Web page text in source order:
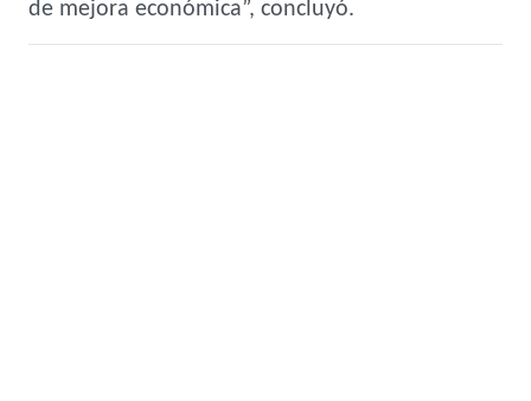
de mejora económica”, concluyó.